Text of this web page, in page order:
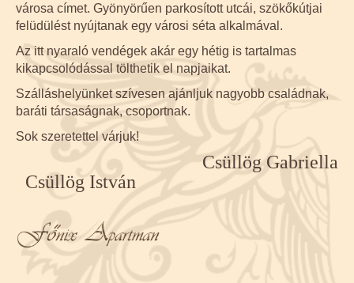
városa címet. Gyönyörűen parkosított utcái, szökőkútjai
felüdülést nyújtanak egy városi séta alkalmával.
Az itt nyaraló vendégek akár egy hétig is tartalmas
kikapcsolódással tölthetik el napjaikat.
Szálláshelyünket szívesen ajánljuk nagyobb családnak,
baráti társaságnak, csoportnak.
Sok szeretettel várjuk!
Csüllög Gabriella
Csüllög István